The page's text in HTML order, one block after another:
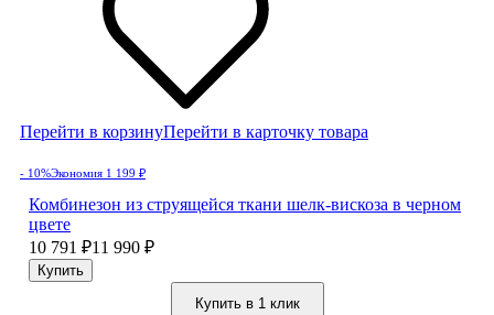
Перейти в корзинуПерейти в карточку товара
- 10%Экономия 1 199 ₽
Комбинезон из струящейся ткани шелк-вискоза в черном
цвете
10 791 ₽11 990 ₽
Купить в 1 клик